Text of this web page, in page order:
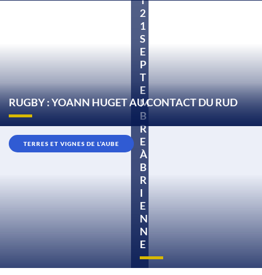
RUGBY : YOANN HUGET AU CONTACT DU RUD
2
1
S
E
P
T
E
M
B
R
E
À
B
R
I
E
N
N
E
TERRES ET VIGNES DE L’AUBE